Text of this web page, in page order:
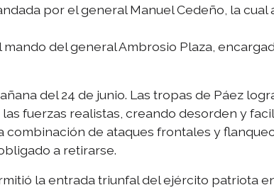
por el general Manuel Cedeño, la
mando del general Ambrosio Plaza,
del 24 de junio. Las tropas de Páez
fuerzas realistas, creando desorden y
combinación de ataques frontales y
a retirarse.
la entrada triunfal del ejército patriota